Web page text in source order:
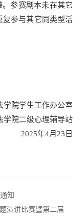
参赛剧本未在其它
复参与其它同类型活
学院学生工作办公室
学院二级心理辅导站
2025年4月23日
知
演讲比赛暨第二届